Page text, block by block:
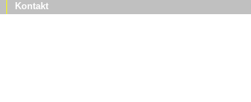
Kontakt